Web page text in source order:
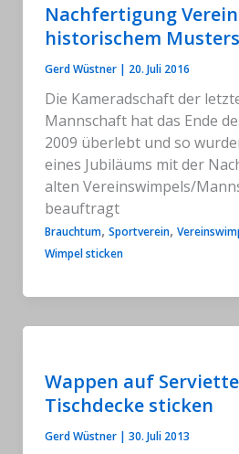
Nachfertigung
historischem
Gerd Wüstner | 20. Juli 2016
Die Kameradschaft der
Mannschaft hat das Ende
2009 überlebt und so
eines Jubiläums mit der
alten Vereinswimpels/
beauftragt
Brauchtum, Sportverein,
Wimpel sticken
Wappen auf
Tischdecke sticken
Gerd Wüstner | 30. Juli 2013